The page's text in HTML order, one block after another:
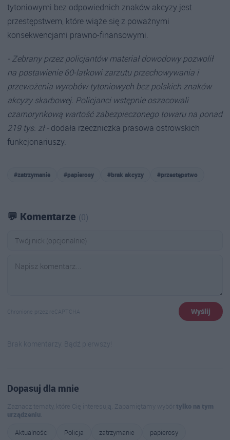
tytoniowymi bez odpowiednich znaków akcyzy jest
przestępstwem, które wiąże się z poważnymi
konsekwencjami prawno-finansowymi.
- Zebrany przez policjantów materiał dowodowy pozwolił
na postawienie 60-latkowi zarzutu przechowywania i
przewożenia wyrobów tytoniowych bez polskich znaków
akcyzy skarbowej. Policjanci wstępnie oszacowali
czarnorynkową wartość zabezpieczonego towaru na ponad
219 tys. zł - dodała rzeczniczka prasowa ostrowskich
funkcjonariuszy.
#zatrzymanie #papierosy #brak akcyzy #przestępstwo
💬 Komentarze (0)
Chronione przez reCAPTCHA Wyślij
Brak komentarzy. Bądź pierwszy!
Dopasuj dla mnie
Zaznacz tematy, które Cię interesują. Zapamiętamy wybórtylko na tym
urządzeniu
Aktualności
Policja zatrzymanie
papierosy